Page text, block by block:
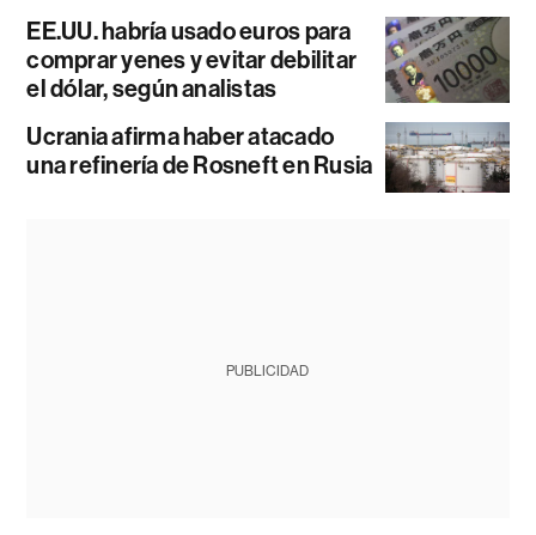
EE.UU. habría usado euros para
comprar yenes y evitar debilitar
el dólar, según analistas
Ucrania afirma haber atacado
una refinería de Rosneft en Rusia
PUBLICIDAD